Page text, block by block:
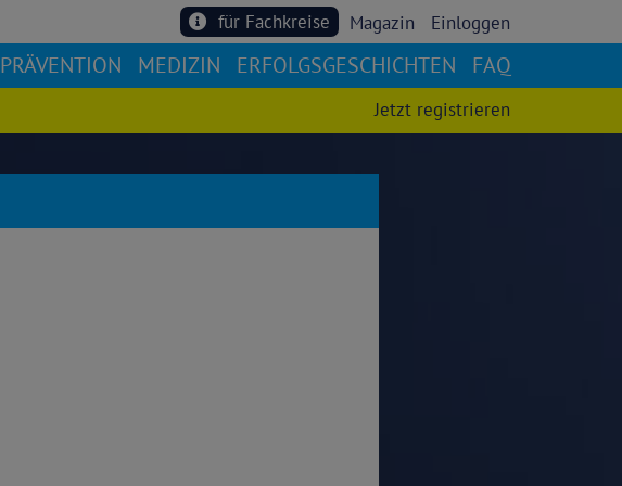
Einloggen
Magazin
für Fachkreise
Jetzt registrieren
PRÄVENTION MEDIZIN ERFOLGSGESCHICHTEN FAQ